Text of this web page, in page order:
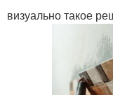
визуально такое